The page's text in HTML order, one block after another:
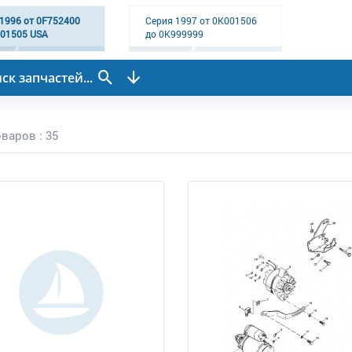
от 0F752400
USA
Серия 1997 от 0K001506
до 0K999999
запчастей...
: 35